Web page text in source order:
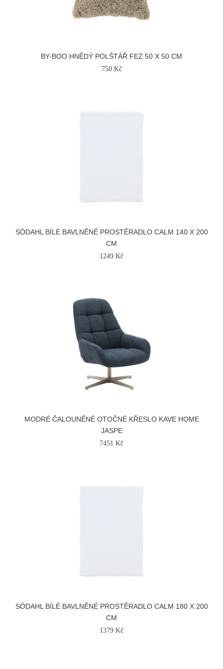
BY-BOO HNĚDÝ POLŠTÁŘ FEZ 50 X 50 CM
750 Kč
SÖDAHL BÍLÉ BAVLNĚNÉ PROSTĚRADLO CALM 140 X 200
CM
1249 Kč
MODRÉ ČALOUNĚNÉ OTOČNÉ KŘESLO KAVE HOME
JASPE
7451 Kč
SÖDAHL BÍLÉ BAVLNĚNÉ PROSTĚRADLO CALM 180 X 200
CM
1379 Kč